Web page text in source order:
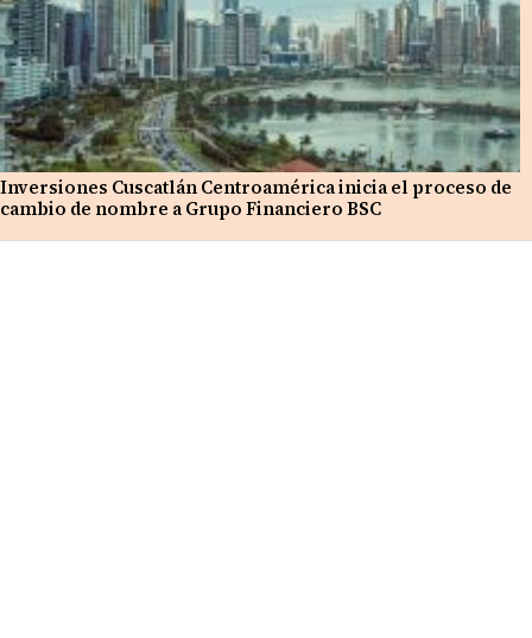
Inversiones Cuscatlán Centroamérica inicia el proceso de
cambio de nombre a Grupo Financiero BSC